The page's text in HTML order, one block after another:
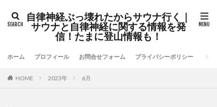
自律神経ぶっ壊れたからサウナ行く｜
サウナと自律神経に関する情報を発
信！たまに登山情報も！
ホーム プロフィール お問合せフォーム プライバシーポリシー
HOME 2023年 6月